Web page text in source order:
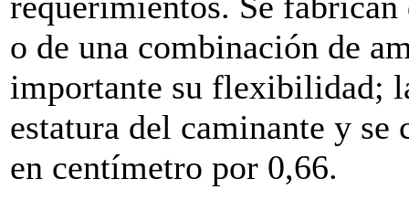
o de una combinación de
importante su flexibilidad;
estatura del caminante y
en centímetro por 0,66.